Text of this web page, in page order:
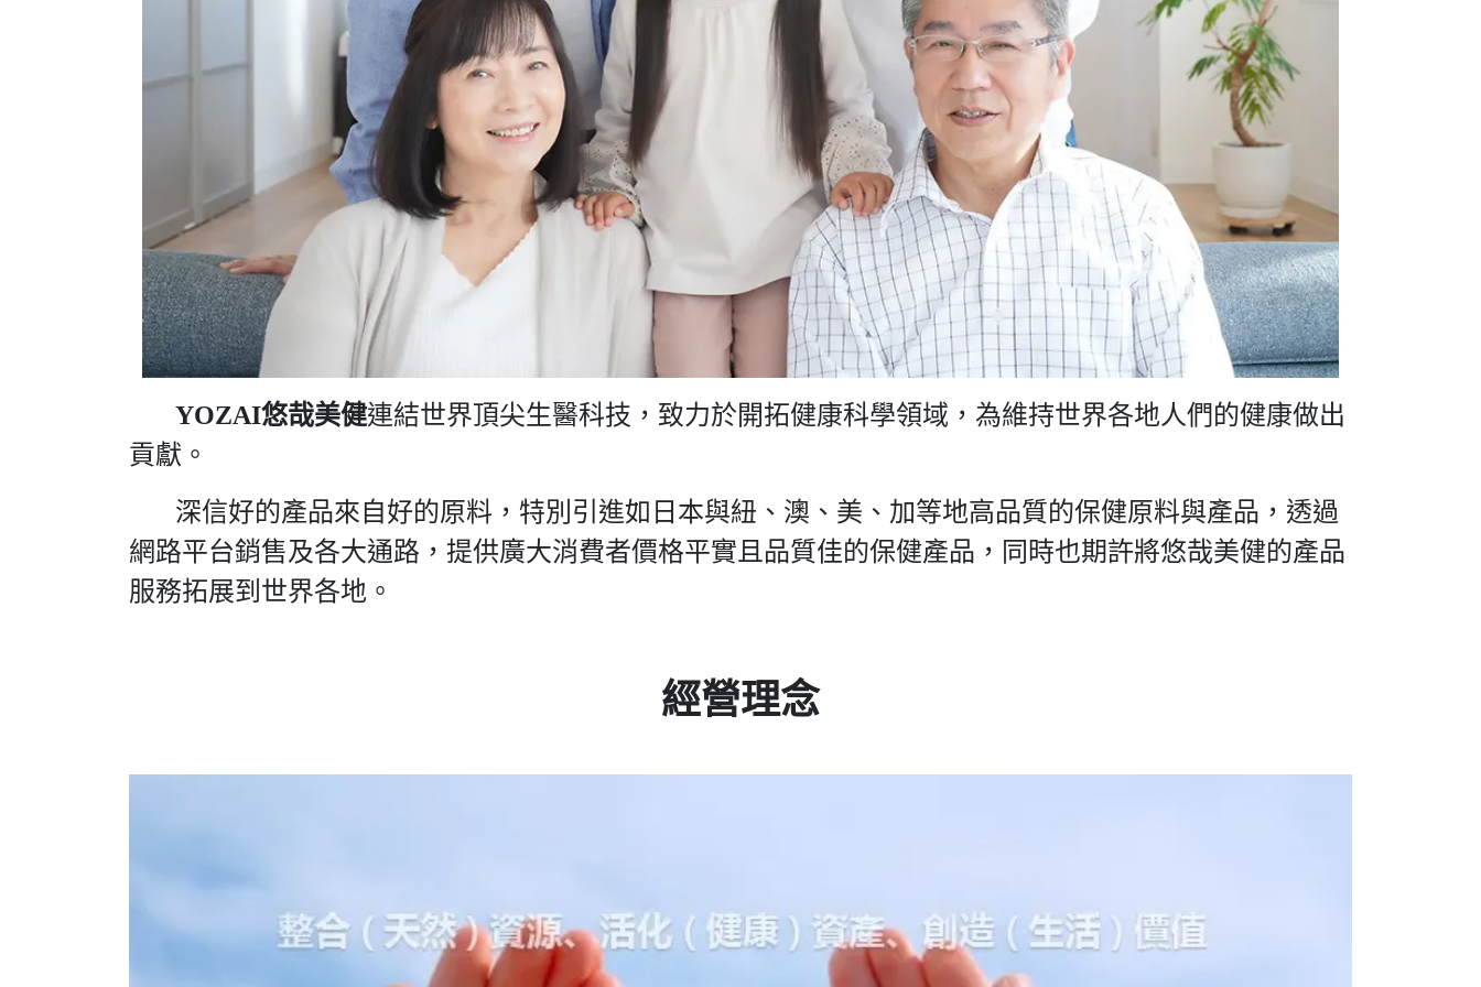
YOZAI悠哉美健連結世界頂尖生醫科技，致力於開拓健康科學領域，為維持世界各地人們的健康做出
貢獻。
深信好的產品來自好的原料，特別引進如日本與紐、澳、美、加等地高品質的保健原料與產品，透過
網路平台銷售及各大通路，提供廣大消費者價格平實且品質佳的保健產品，同時也期許將悠哉美健的產品
服務拓展到世界各地。
經營理念